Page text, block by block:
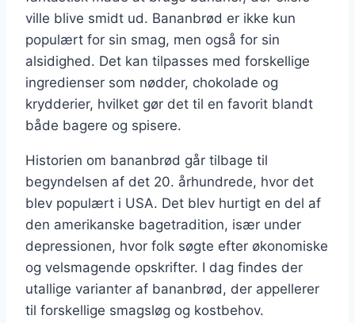
ville blive smidt ud. Bananbrød er ikke kun
populært for sin smag, men også for sin
alsidighed. Det kan tilpasses med forskellige
ingredienser som nødder, chokolade og
krydderier, hvilket gør det til en favorit blandt
både bagere og spisere.
Historien om bananbrød går tilbage til
begyndelsen af det 20. århundrede, hvor det
blev populært i USA. Det blev hurtigt en del af
den amerikanske bagetradition, især under
depressionen, hvor folk søgte efter økonomiske
og velsmagende opskrifter. I dag findes der
utallige varianter af bananbrød, der appellerer
til forskellige smagsløg og kostbehov.